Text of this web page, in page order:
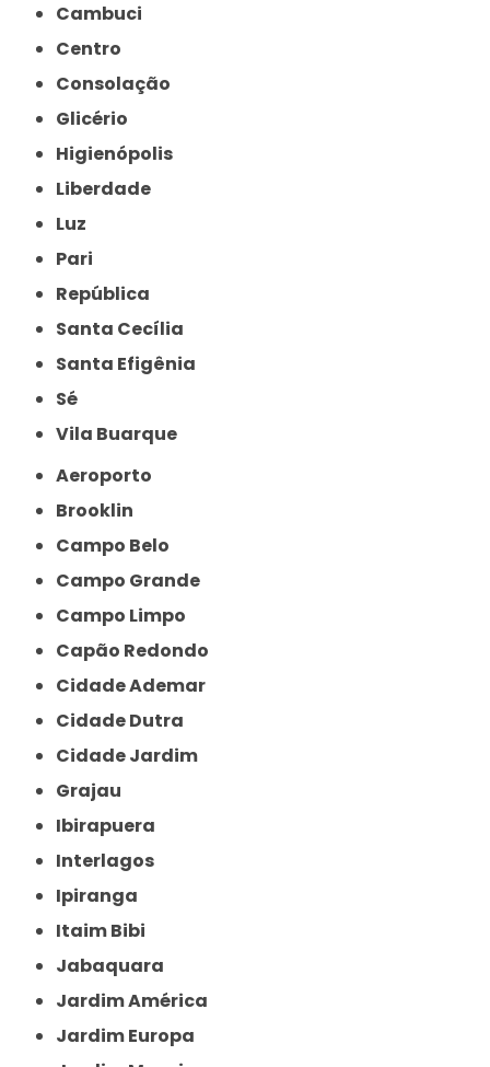
Cambuci
Centro
Consolação
Glicério
Higienópolis
Liberdade
Luz
Pari
República
Santa Cecília
Santa Efigênia
Sé
Vila Buarque
Aeroporto
Brooklin
Campo Belo
Campo Grande
Campo Limpo
Capão Redondo
Cidade Ademar
Cidade Dutra
Cidade Jardim
Grajau
Ibirapuera
Interlagos
Ipiranga
Itaim Bibi
Jabaquara
Jardim América
Jardim Europa